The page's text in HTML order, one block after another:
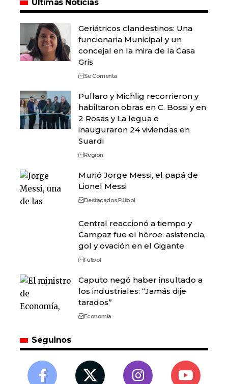
Últimas Noticias
Geriátricos clandestinos: Una
funcionaria Municipal y un
concejal en la mira de la Casa
Gris
Se Comenta
Pullaro y Michlig recorrieron y
habiltaron obras en C. Bossi y en
2 Rosas y La legua e
inauguraron 24 viviendas en
Suardi
Región
Murió Jorge Messi, el papá de
Lionel Messi
DestacadosFútbol
Central reaccionó a tiempo y
Campaz fue el héroe: asistencia,
gol y ovación en el Gigante
Fútbol
Caputo negó haber insultado a
los industriales: “Jamás dije
tarados”
Economía
Seguinos